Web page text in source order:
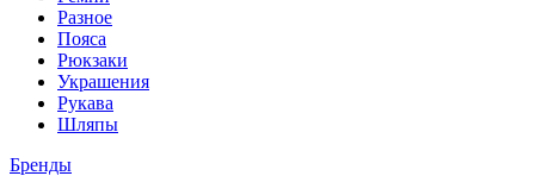
Разное
Пояса
Рюкзаки
Украшения
Рукава
Шляпы
Бренды